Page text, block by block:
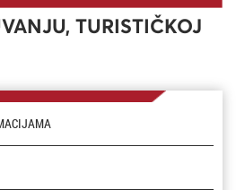
TURISTIČKOJ